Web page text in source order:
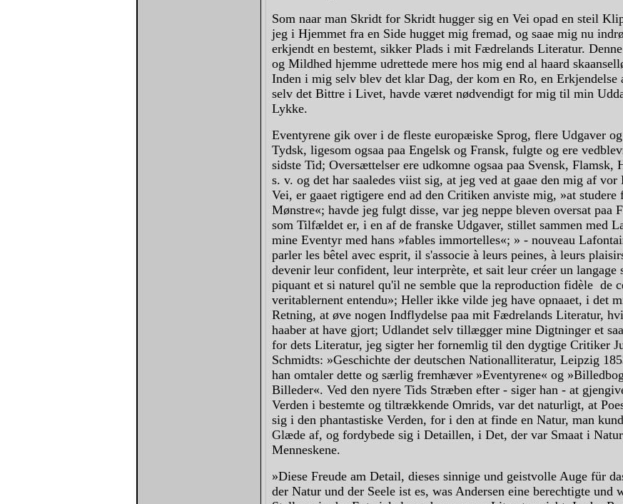
Som naar man Skridt for Skridt hugger sig en Vei opad en steil
jeg i Hjemmet fra en Side hugget mig fremad, og saae mig nu
erkjendt en bestemt, sikker Plads i mit Fædrelands Literatur.
og Mildhed hjemme udrettede mere hos mig end al haard
Inden i mig selv blev det klar Dag, der kom en Ro, en Erkjendelse
selv det Bittre i Livet, havde været nødvendigt for mig til min
Lykke.
Eventyrene gik over i de fleste europæiske Sprog, flere Udgaver
Tydsk, ligesom ogsaa paa Engelsk og Fransk, fulgte og ere
sidste Tid; Oversættelser ere udkomne ogsaa paa Svensk, Flamsk,
s. v. og det har saaledes viist sig, at jeg ved at gaae den mig af vor
Vei, er gaaet rigtigere end ad den Critiken anviste mig, »at studere
Mønstre«; havde jeg fulgt disse, var jeg neppe bleven oversat paa
som Tilfældet er, i en af de franske Udgaver, stillet sammen med
mine Eventyr med hans »fables immortelles«; » - nouveau
parler les bêtel avec esprit, il s'associe à leurs peines, à leurs
devenir leur confident, leur interprète, et sait leur créer un langage
piquant et si naturel qu'il ne semble que la reproduction fidèle de
veritablernent entendu»; Heller ikke vilde jeg have opnaaet, i det
Retning, at øve nogen Indflydelse paa mit Fædrelands Literatur,
haaber at have gjort; Udlandet selv tillægger mine Digtninger et
for dets Literatur, jeg sigter her fornemlig til den dygtige Critiker
Schmidts: »Geschichte der deutschen Nationalliteratur, Leipzig
han omtaler dette og særlig fremhæver »Eventyrene« og
Billeder«. Ved den nyere Tids Stræben efter - siger han - at
Verden i bestemte og tiltrækkende Omrids, var det naturligt, at
sig i den phantastiske Verden, for i den at finde en Natur, man
Glæde af, og fordybede sig i Detaillen, i Det, der var Smaat i
Menneskene.
»Diese Freude am Detail, dieses sinnige und geistvolle Auge für
der Natur und der Seele ist es, was Andersen eine berechtigte und